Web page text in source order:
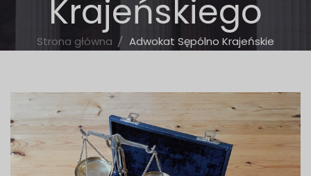
Krajeńskiego
Strona główna Adwokat Sępólno Krajeńskie